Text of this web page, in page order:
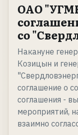
ОАО
со
Накануне
Козицын и
соглашение о
соглашения -
мероприятий,
взаимно